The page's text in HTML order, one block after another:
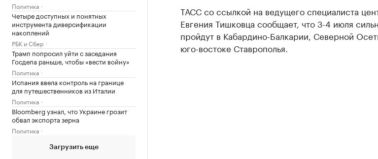
Политика
Четыре доступных и понятных
инструмента диверсификации
накоплений
РБК и Сбер
Трамп попросил уйти с заседания
Госдепа раньше, чтобы «вести войну»
Политика
Испания ввела контроль на границе
для путешественников из Италии
Политика
Bloomberg узнал, что Украине грозит
обвал экспорта зерна
Политика
Загрузить еще
ТАСС со ссылкой на ведущего специалиста
Евгения Тишковца сообщает, что 3-4 июля
пройдут в Кабардино-Балкарии, Северной
юго-востоке Ставрополья.